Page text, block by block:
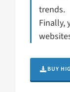
trends.
Finally,
BUY